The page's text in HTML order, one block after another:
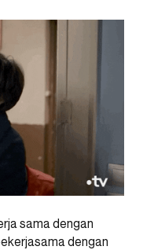
sama dengan
dengan